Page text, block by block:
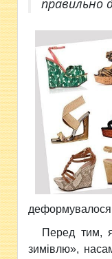
правильно
Перед тим,
зимівлю»,